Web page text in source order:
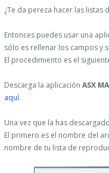
¿Te da pereza hacer las listas
Entonces puedes usar una
sólo es rellenar los campos y
El procedimiento es el
Descarga la aplicación ASX
aquí.
Una vez que la has
El primero es el nombre del
nombre de tu lista de